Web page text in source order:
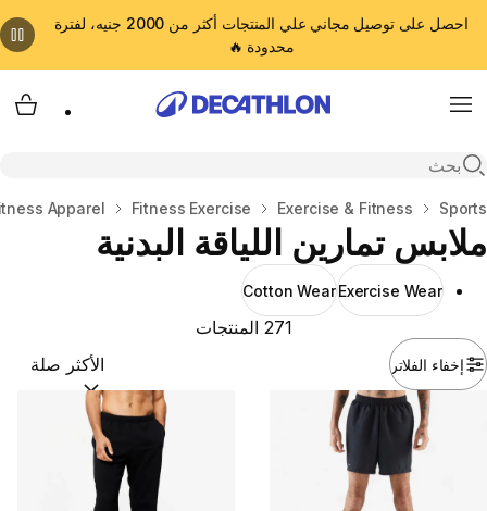
احصل على توصيل مجاني علي المنتجات أكثر من 2000 جنيه، لفترة
محدودة 🔥
Menu
Open search
المنزل
Sports
Exercise & Fitness
Fitness Exercise
Apparel
ملابس تمارين اللياقة البدنية
Exercise Wear
Cotton Wear
إخفاء الفلاتر
271 المنتجات
ترتيب حسب: